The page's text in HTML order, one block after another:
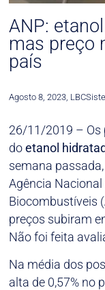
ANP:
mas preço
país
Agosto 8, 2023,
26/11/2019 – Os
doetanol
semana
Agência
Biocombustíveis
preços subiram
Não foi feita
Na média dos
alta de 0,57% no